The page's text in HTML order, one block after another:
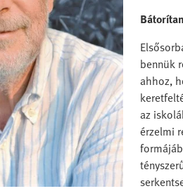
bennük
ahhoz,
az
érzelmi